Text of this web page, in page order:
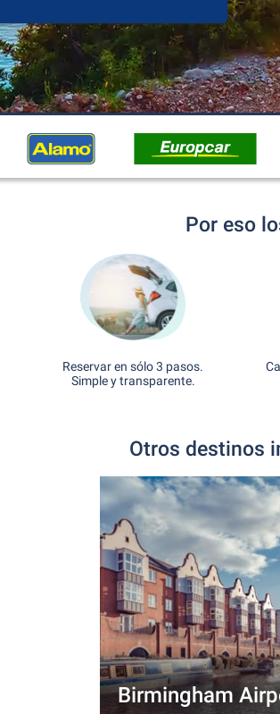
Por eso
Reservar en sólo 3 pasos.
Simple y transparente.
Otros destinos
Birmingham